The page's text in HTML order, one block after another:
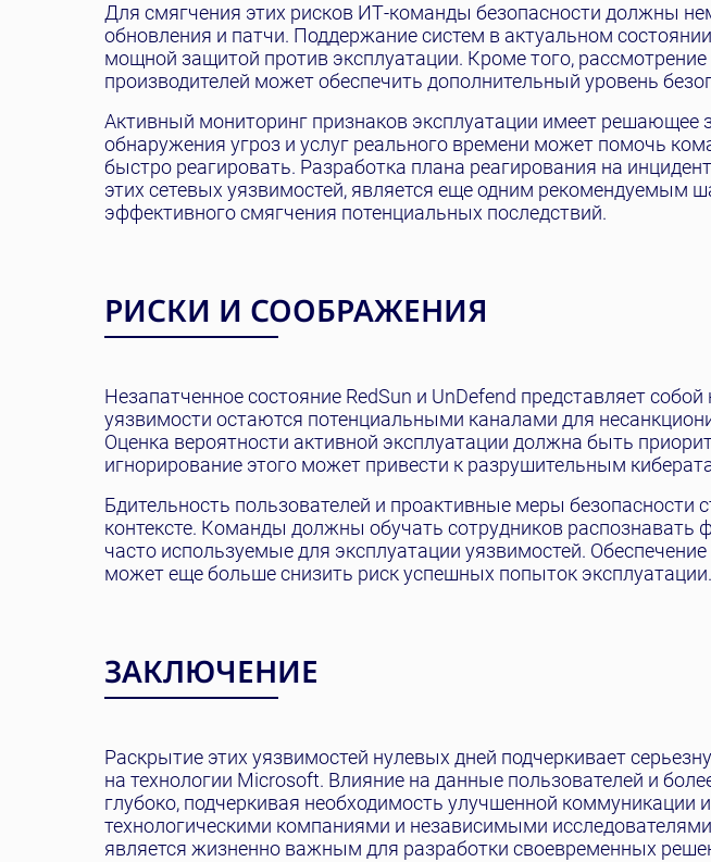
Для смягчения этих рисков ИТ-команды безопасности должны
обновления и патчи. Поддержание систем в актуальном
мощной защитой против эксплуатации. Кроме того,
производителей может обеспечить дополнительный уровень
Активный мониторинг признаков эксплуатации имеет решающее
обнаружения угроз и услуг реального времени может помочь
быстро реагировать. Разработка плана реагирования на
этих сетевых уязвимостей, является еще одним рекомендуемым
эффективного смягчения потенциальных последствий.
РИСКИ И СООБРАЖЕНИЯ
Незапатченное состояние RedSun и UnDefend представляет собой
уязвимости остаются потенциальными каналами для
Оценка вероятности активной эксплуатации должна быть
игнорирование этого может привести к разрушительным
Бдительность пользователей и проактивные меры
контексте. Команды должны обучать сотрудников распознавать
часто используемые для эксплуатации уязвимостей.
может еще больше снизить риск успешных попыток эксплуатации.
ЗАКЛЮЧЕНИЕ
Раскрытие этих уязвимостей нулевых дней подчеркивает
на технологии Microsoft. Влияние на данные пользователей и
глубоко, подчеркивая необходимость улучшенной коммуникации
технологическими компаниями и независимыми
является жизненно важным для разработки своевременных